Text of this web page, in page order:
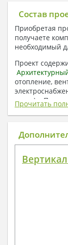
Состав
Приобретая
получаете
необходимый
Проект
отопление,
плату) +
1.
Общие
Прочитать